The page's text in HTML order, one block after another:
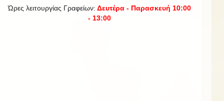
Ώρες λειτουργίας Γραφείων: Δευτέρα - Παρασκευή 10:00
- 13:00